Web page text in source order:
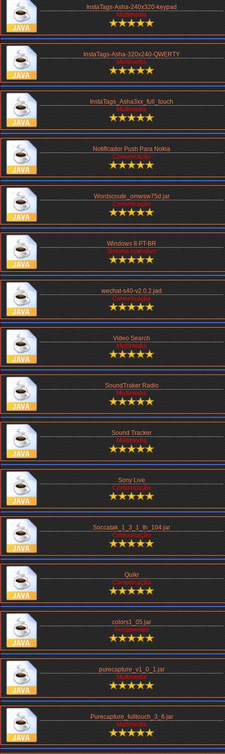
InstaTags-Asha-240x320-keypad
Multimedia
InstaTags-Asha-320x240-QWERTY
Multimedia
InstaTags_Asha3xx_full_touch
Multimedia
Notificador Push Para Nokia
Comunicação
Wordscoute_omwsw75d.jar
Comunicação
Windows 8 PT-BR
Sistema operativo
wechat-s40-v2.0.2.jad
Comunicação
Video Search
Multimedia
SoundTraker Radio
Multimedia
Sound Tracker
Multimedia
Sony Live
Comunicação
Soccatak_1_3_1_th_104.jar
Comunicação
Quikr
Comunicação
colors1_05.jar
Ferramentas
purecapture_v1_0_1.jar
Multimedia
Purecapture_fulltouch_3_6.jar
Multimedia